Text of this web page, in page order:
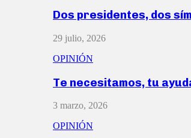
Dos presidentes, dos
29 julio, 2026
OPINIÓN
Te necesitamos, tu
3 marzo, 2026
OPINIÓN